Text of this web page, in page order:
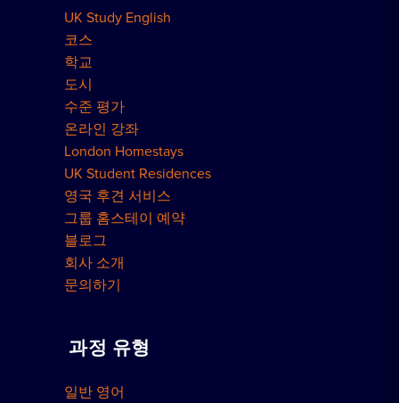
UK Study English
코스
학교
도시
수준 평가
온라인 강좌
London Homestays
UK Student Residences
영국 후견 서비스
그룹 홈스테이 예약
블로그
회사 소개
문의하기
과정 유형
일반 영어